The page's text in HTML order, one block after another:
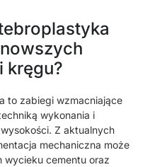
kręgu?
to zabiegi wzmacniające
wykonania i
Z aktualnych
mechaniczna może
wycieku cementu oraz